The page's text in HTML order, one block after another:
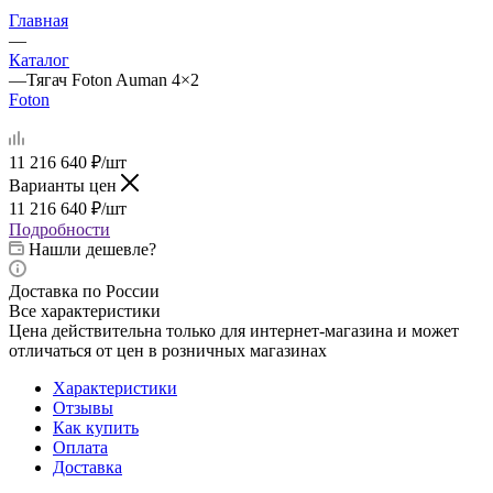
Главная
—
Каталог
—Тягач Foton Auman 4×2
Foton
11 216 640 ₽/шт
Варианты цен
11 216 640 ₽/шт
Подробности
Нашли дешевле?
Доставка по России
Все характеристики
Цена действительна только для интернет-магазина и может
отличаться от цен в розничных магазинах
Характеристики
Отзывы
Как купить
Оплата
Доставка